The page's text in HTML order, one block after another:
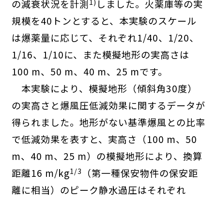
の減衰状況を計測
しました。火薬庫等の実
規模を40トンとすると、本実験のスケール
は爆薬量に応じて、それぞれ1/40、1/20、
1/16、1/10に、また模擬地形の実高さは
100 m、50 m、40 m、25 mです。
本実験により、模擬地形（傾斜角30度）
の実高さと爆風圧低減効果に関するデータが
得られました。地形がない基準爆風との比率
で低減効果を表すと、実高さ（100 m、50
m、40 m、25 m）の模擬地形により、換算
距離16 m/kg1/3
（第一種保安物件の保安距
離に相当）のピーク静水過圧はそれぞれ